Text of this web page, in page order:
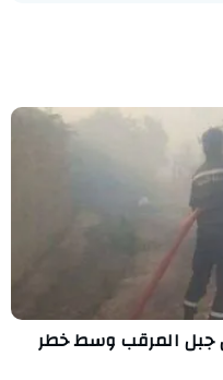
جبل المرقب وسط خطر